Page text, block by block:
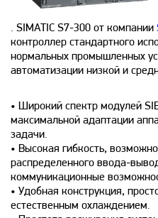
. SIMATIC S7-300 от компании
контроллер стандартного
нормальных промышленных
автоматизации низкой и
• Широкий спектр модулей
максимальной адаптации
задачи.
• Высокая гибкость,
распределенного ввода-
коммуникационные
• Удобная конструкция,
естественным охлаждением.